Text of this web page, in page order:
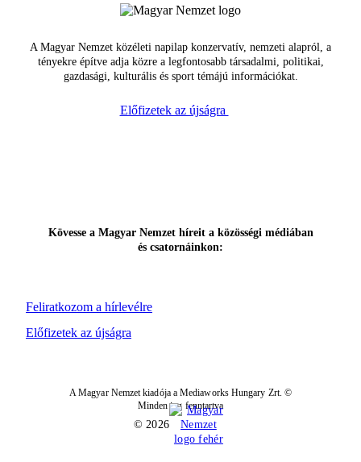
A Magyar Nemzet közéleti napilap konzervatív, nemzeti alapról, a
tényekre építve adja közre a legfontosabb társadalmi, politikai,
gazdasági, kulturális és sport témájú információkat.
Előfizetek az újságra
Feliratkozom a hírlevélre
Kövesse a Magyar Nemzet híreit a közösségi médiában
és csatornáinkon:
Előfizetek az újságra
A Magyar Nemzet kiadója a Mediaworks Hungary Zrt. ©
Minden jog fenntartva
© 2026